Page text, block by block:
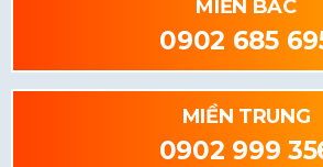
MIỀN BẮC
0902 685
MIỀN TRUNG
0902 999